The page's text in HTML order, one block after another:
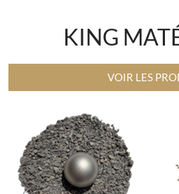
KING
VOIR LES